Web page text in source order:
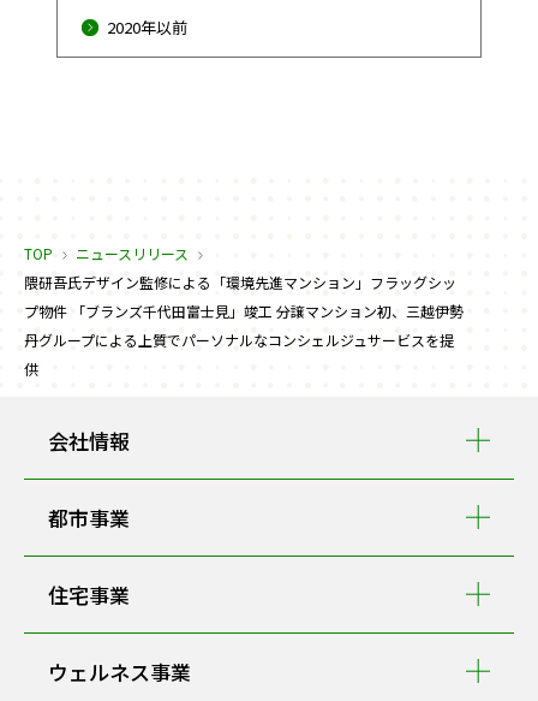
2020年以前
TOP
ニュースリリース
隈研吾氏デザイン監修による「環境先進マンション」フラッグシッ
プ物件 「ブランズ千代田富士見」竣工 分譲マンション初、三越伊勢
丹グループによる上質でパーソナルなコンシェルジュサービスを提
供
会社情報
都市事業
住宅事業
ウェルネス事業